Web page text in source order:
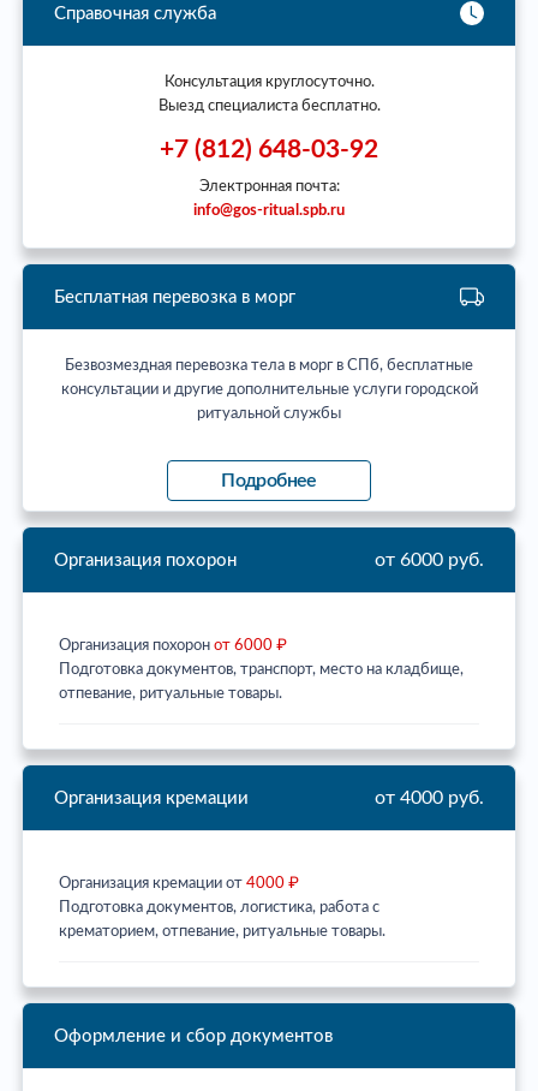
Справочная служба
Консультация круглосуточно.
Выезд специалиста бесплатно.
+7 (812) 648-03-92
Электронная почта:
info@gos-ritual.spb.ru
Бесплатная перевозка в морг
Безвозмездная перевозка тела в морг в СПб, бесплатные
консультации и другие дополнительные услуги городской
ритуальной службы
Подробнее
Организация похорон от 6000 руб.
Организация похорон от 6000 ₽
Подготовка документов, транспорт, место на кладбище,
отпевание, ритуальные товары.
Организация кремации от 4000 руб.
Организация кремации от 4000 ₽
Подготовка документов, логистика, работа с
крематорием, отпевание, ритуальные товары.
Оформление и сбор документов